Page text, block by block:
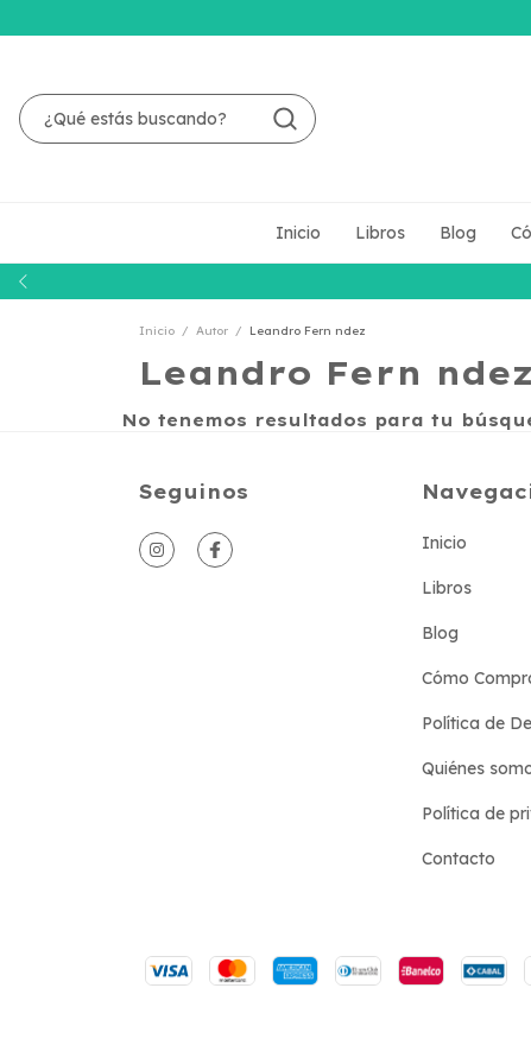
Inicio Libros Blog
Inicio / Autor / Leandro Fern ndez
Leandro Fern ndez
No tenemos resultados para tu
Seguinos
Inicio
Libros
Blog
Cómo
Política de
Quiénes
Política de
Contacto